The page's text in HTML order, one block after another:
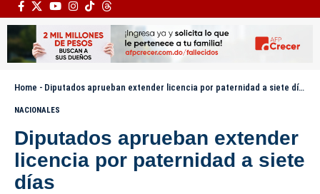
Home - Diputados aprueban extender licencia por paternidad a siete días
NACIONALES
Diputados aprueban extender
licencia por paternidad a siete
días